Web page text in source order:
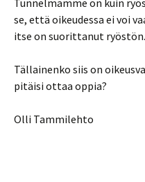
Tunnelmamme on kuin
se, että oikeudessa ei voi
itse on suorittanut ryöstön.
Tällainenko siis on
pitäisi ottaa oppia?
Olli Tammilehto